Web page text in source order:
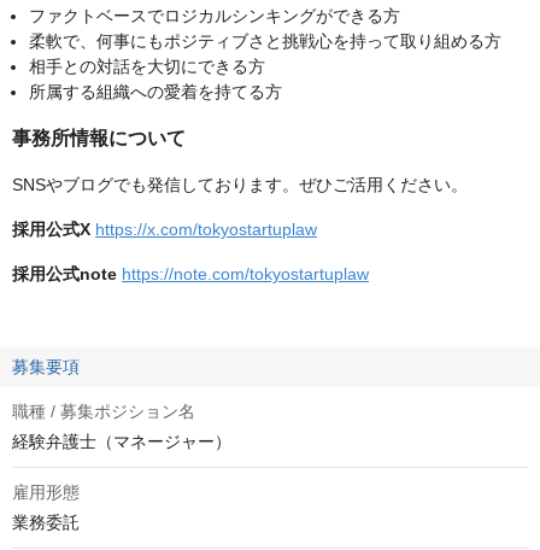
ファクトベースでロジカルシンキングができる方
柔軟で、何事にもポジティブさと挑戦心を持って取り組める方
相手との対話を大切にできる方
所属する組織への愛着を持てる方
事務所情報について
SNSやブログでも発信しております。ぜひご活用ください。
採用公式X https://x.com/tokyostartuplaw
採用公式note https://note.com/tokyostartuplaw
募集要項
職種 / 募集ポジション名
経験弁護士（マネージャー）
雇用形態
業務委託